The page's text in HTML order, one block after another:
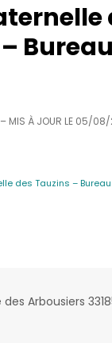
– MIS À JOUR LE 05/08/
des Tauzins – Bureau
des Arbousiers